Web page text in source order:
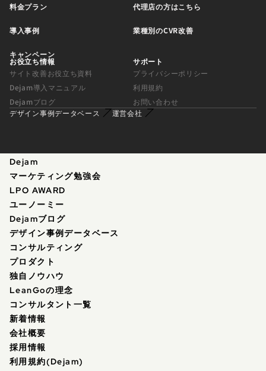
料金プラン 代理店の方はこちら
導入事例 業種別のCVR改善
キャンペーン
お役立ち情報
サイト改善お役立ち資料
Dejam導入マニュアル
Dejamブログ
サポート
プライバシーポリシー
利用規約
お問い合わせ
デザイン事例データベース
運営会社
Dejam
マーケティング勉強会
LPO AWARD
ユーノーミー
Dejamブログ
デザイン事例データベース
コンサルティング
プロダクト
独自ノウハウ
LeanGoの理念
コンサルタント一覧
新着情報
会社概要
採用情報
利用規約(Dejam)